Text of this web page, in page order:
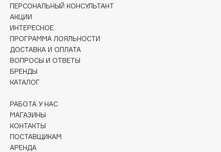
Collagenina
Consly
CosRX
Cottolina
Crescina
Curaprox
D
ПЕРСОНАЛЬНЫЙ КОНСУЛЬТАНТ
АКЦИИ
ИНТЕРЕСНОЕ
ПРОГРАММА ЛОЯЛЬНОСТИ
ДОСТАВКА И ОПЛАТА
ВОПРОСЫ И ОТВЕТЫ
БРЕНДЫ
КАТАЛОГ
РАБОТА У НАС
МАГАЗИНЫ
КОНТАКТЫ
ПОСТАВЩИКАМ
АРЕНДА